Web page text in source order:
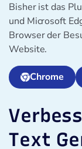
Bisher ist das
und Microsoft
Browser der
Website.
Chrome
Text